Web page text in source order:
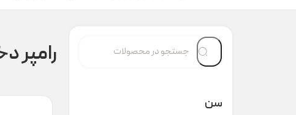
سن
رامپر